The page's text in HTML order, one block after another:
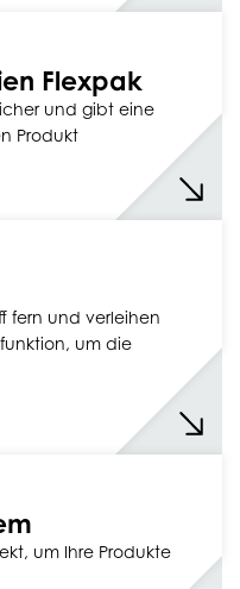
Flexpak
und gibt eine
Produkt
fern und verleihen
um die
um Ihre Produkte